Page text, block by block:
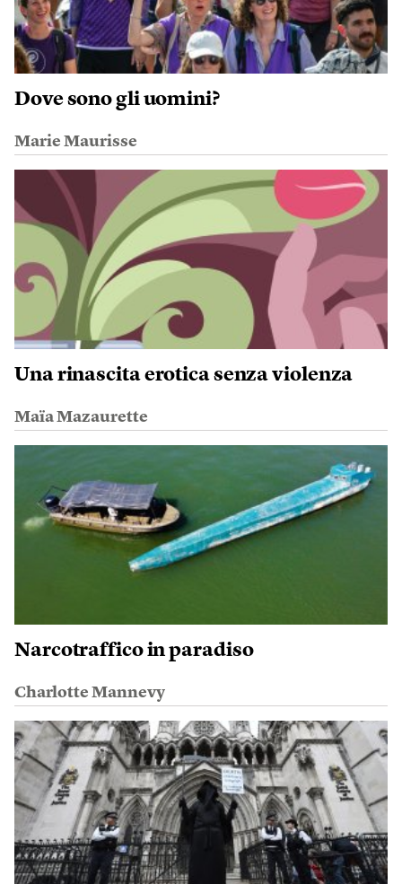
Dove sono gli uomini?
Marie Maurisse
Una rinascita erotica senza violenza
Maïa Mazaurette
Narcotraffico in paradiso
Charlotte Mannevy